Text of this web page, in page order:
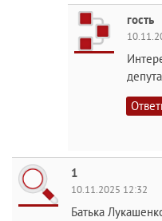
гость
1
10.11.2025 12:32
Батька